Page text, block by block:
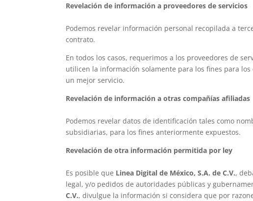
Revelación de información a proveedores de servicios
Podemos revelar información personal recopilada a
contrato.
En todos los casos, requerimos a los proveedores de
utilicen la información solamente para los fines para
un mejor servicio.
Revelación de información a otras compañías afiliadas
Podemos revelar datos de identificación tales como
subsidiarias, para los fines anteriormente expuestos.
Revelación de otra información permitida por ley
Es posible que Linea Digital de México, S.A. de C.V.,
legal, y/o pedidos de autoridades públicas y
C.V., divulgue la información si considera que por